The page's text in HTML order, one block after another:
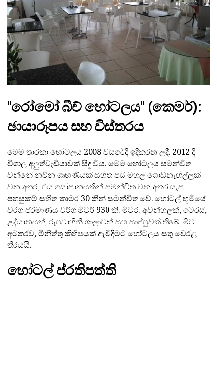
"රෝමෝ බීච් හෝටලය" (කෙමර්):
ඡායාරූපය සහ විස්තරය
මෙම තාරකා හෝටලය 2008 වසරේදී ඉදිකරන ලදී. 2012 දී
විශාල අලුත්වැඩියාවක් සිදු විය. මෙම හෝටලය සමන්විත
වන්නේ නවීන ගෘහණියක් සහිත පස් මහල් ගොඩනැඟිල්ලක්
වන අතර, එය සෝපානයකින් සමන්විත වන අතර සැප
පහසුකම් සහිත කාමර 30 කින් සමන්විත වේ. හෝටල් භූමියේ
වර්ග ප්රමාණය වර්ග මීටර් 930 කි. මීටර. අවන්හලක්, ටෙරස්,
උද්යානයක්, රූපවාහිනී ශාලාවක් සහ සාප්පුවක් තිබේ. මීට
අමතරව, මිනිත්තු කිහිපයක් ඇවිදීමට හෝටලය සතු වෙරළ
තීරයයි.
හෝටල් ප්රතිපත්ති